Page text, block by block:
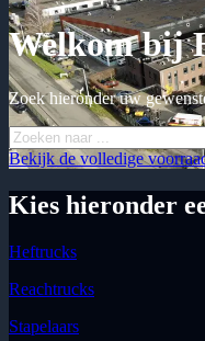
Welkom bij
Zoek hieronder uw
Bekijk de volledige
Kies hieronder
Heftrucks
Reachtrucks
Stapelaars